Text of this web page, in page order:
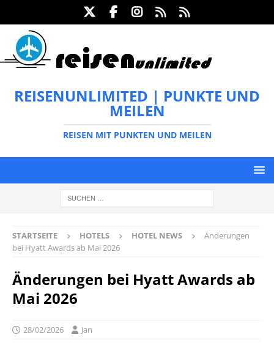
REISENUNLIMITED | PUNKTE UND
MEILEN
REISEN MIT PUNKTEN UND MEILEN
STARTSEITE HOTELS HOTEL NEWS
Änderungen
bei Hyatt Awards ab Mai 2026
Änderungen bei Hyatt Awards ab
Mai 2026
28/02/2026 Jan